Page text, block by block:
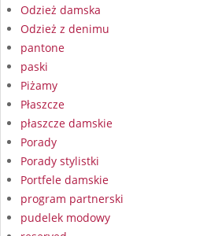
Odzież damska
Odzież z denimu
pantone
paski
Piżamy
Płaszcze
płaszcze damskie
Porady
Porady stylistki
Portfele damskie
program partnerski
pudelek modowy